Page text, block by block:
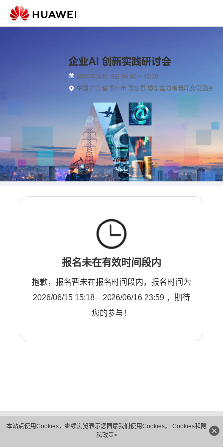
本站点使用Cookies，继续浏览表示您同意我们使用Cookies。 Cookies和隐
私政策>
报名未在有效时间段内
抱歉，报名暂未在报名时间段内，报名时间为
2026/06/15 15:18—2026/06/16 23:59 ，期待
您的参与！
隐私保护
法律声明